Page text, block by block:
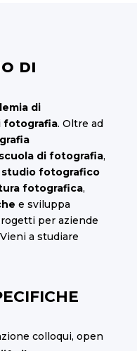
DI
di
fotografia. Oltre ad
scuola di fotografia,
fotografico
fotografica,
e sviluppa
per aziende
a studiare
colloqui, open